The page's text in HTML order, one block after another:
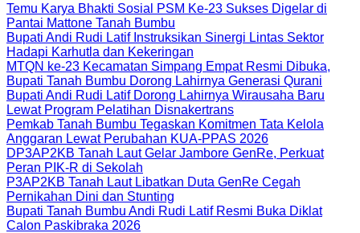
Temu Karya Bhakti Sosial PSM Ke-23 Sukses Digelar di
Pantai Mattone Tanah Bumbu
Bupati Andi Rudi Latif Instruksikan Sinergi Lintas Sektor
Hadapi Karhutla dan Kekeringan
MTQN ke-23 Kecamatan Simpang Empat Resmi Dibuka,
Bupati Tanah Bumbu Dorong Lahirnya Generasi Qurani
Bupati Andi Rudi Latif Dorong Lahirnya Wirausaha Baru
Lewat Program Pelatihan Disnakertrans
Pemkab Tanah Bumbu Tegaskan Komitmen Tata Kelola
Anggaran Lewat Perubahan KUA-PPAS 2026
DP3AP2KB Tanah Laut Gelar Jambore GenRe, Perkuat
Peran PIK-R di Sekolah
P3AP2KB Tanah Laut Libatkan Duta GenRe Cegah
Pernikahan Dini dan Stunting
Bupati Tanah Bumbu Andi Rudi Latif Resmi Buka Diklat
Calon Paskibraka 2026